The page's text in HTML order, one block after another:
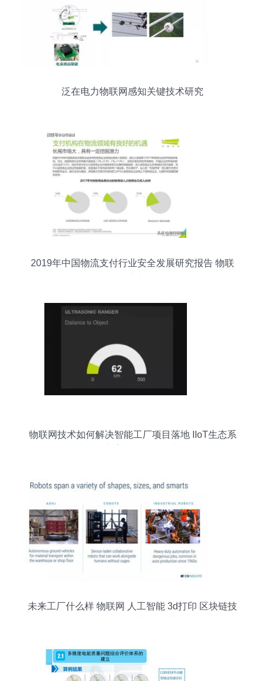
泛在电力物联网感知关键技术研究
2019年中国物流支付行业安全发展研究报告 物联
物联网技术如何解决智能工厂项目落地 IIoT生态系
未来工厂什么样 物联网 人工智能 3d打印 区块链技